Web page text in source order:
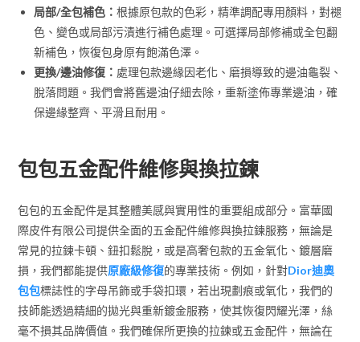
局部/全包補色：根據原包款的色彩，精準調配專用顏料，對褪
色、變色或局部污漬進行補色處理。可選擇局部修補或全包翻
新補色，恢復包身原有飽滿色澤。
更換/邊油修復： 處理包款邊緣因老化、磨損導致的邊油龜裂、
脫落問題。我們會將舊邊油仔細去除，重新塗佈專業邊油，確
保邊緣整齊、平滑且耐用。
包包五金配件維修與換拉鍊
包包的五金配件是其整體美感與實用性的重要組成部分。富華國
際皮件有限公司提供全面的五金配件維修與換拉鍊服務，無論是
常見的拉鍊卡頓、鈕扣鬆脫，或是高奢包款的五金氧化、鍍層磨
損，我們都能提供原廠級修復的專業技術。例如，針對Dior迪奧
包包標誌性的字母吊飾或手袋扣環，若出現劃痕或氧化，我們的
技師能透過精細的拋光與重新鍍金服務，使其恢復閃耀光澤，絲
毫不損其品牌價值。我們確保所更換的拉鍊或五金配件，無論在